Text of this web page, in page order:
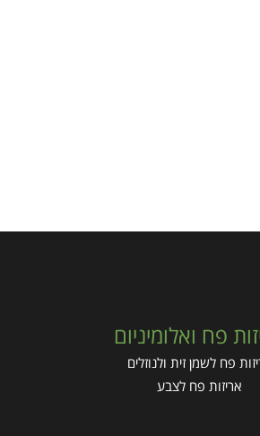
פח ואלומיניום
פח לשמן זית ולנוזלים
אריזות פח לצבע